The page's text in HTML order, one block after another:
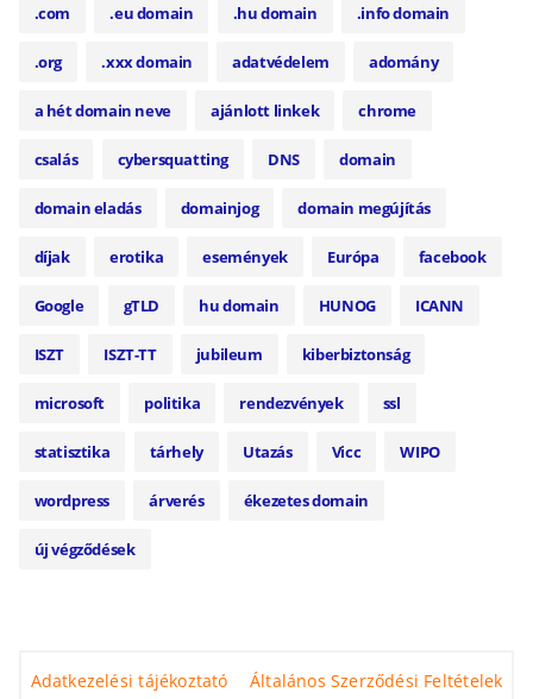
.com .eu domain .hu domain .info domain
.org .xxx domain adatvédelem adomány
a hét domain neve ajánlott linkek chrome
csalás cybersquatting DNS domain
domain eladás domainjog domain megújítás
díjak erotika események Európa facebook
Google gTLD hu domain HUNOG ICANN
ISZT ISZT-TT jubileum kiberbiztonság
microsoft politika rendezvények ssl
statisztika tárhely Utazás Vicc WIPO
wordpress árverés ékezetes domain
új végződések
Adatkezelési tájékoztató Általános Szerződési Feltételek